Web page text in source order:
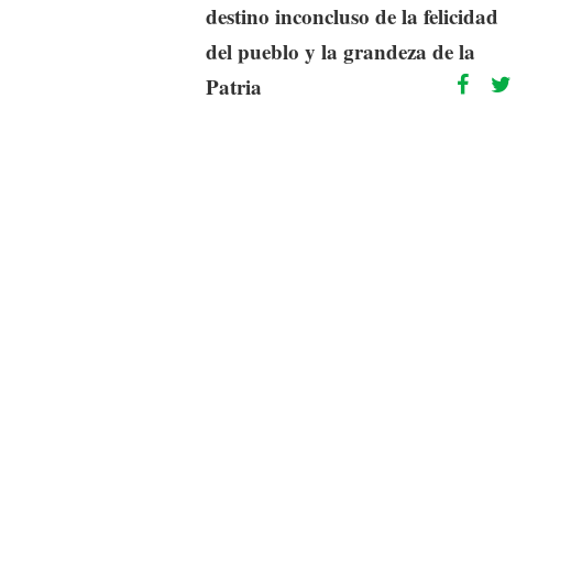
destino inconcluso de la felicidad
del pueblo y la grandeza de la
Patria